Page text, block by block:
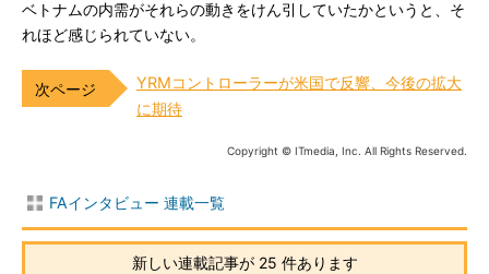
ベトナムの内需がそれらの動きをけん引していたかというと、そ
れほど感じられていない。
YRMコントローラーが米国で反響、今後の拡大
に期待
Copyright © ITmedia, Inc. All Rights Reserved.
FAインタビュー 連載一覧
新しい連載記事が 25 件あります